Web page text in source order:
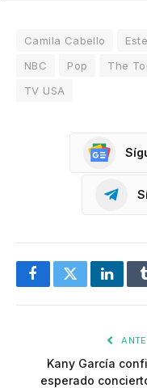
Camila Cabello
NBC
Pop
The
TV USA
FacebookTwitter
Kany García
esperado